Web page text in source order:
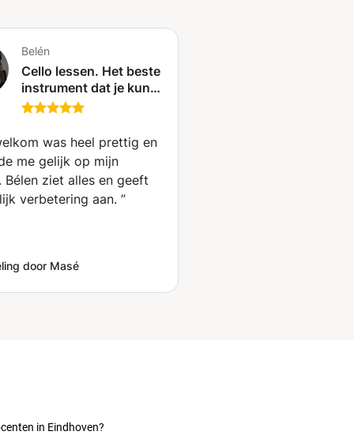
Belén
Cello lessen. Het beste
instrument dat je kunt
kiezen! (Oviedo)
was heel prettig en
me gelijk op mijn
Bélen ziet alles en geeft
verbetering aan. ”
door Masé
in Eindhoven?